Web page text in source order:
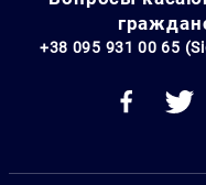
+38 095 931 00 65